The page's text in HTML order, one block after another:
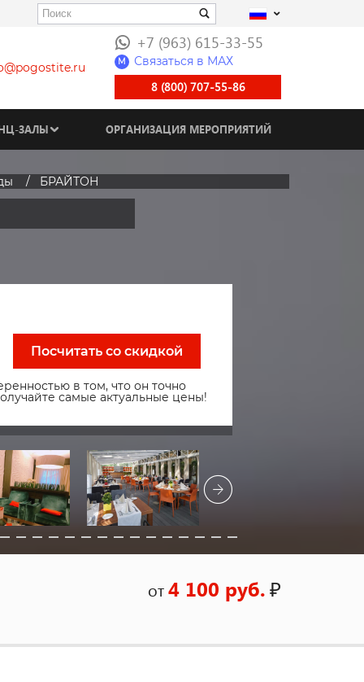
+7 (963) 615-33-55
M Связаться в МАХ
8 (800) 707-55-86
ЗАЛЫ ОРГАНИЗАЦИЯ МЕРОПРИЯТИЙ
БРАЙТОН
Посчитать со скидкой
в том, что он точно
самые актуальные цены!
от4 100 руб.₽